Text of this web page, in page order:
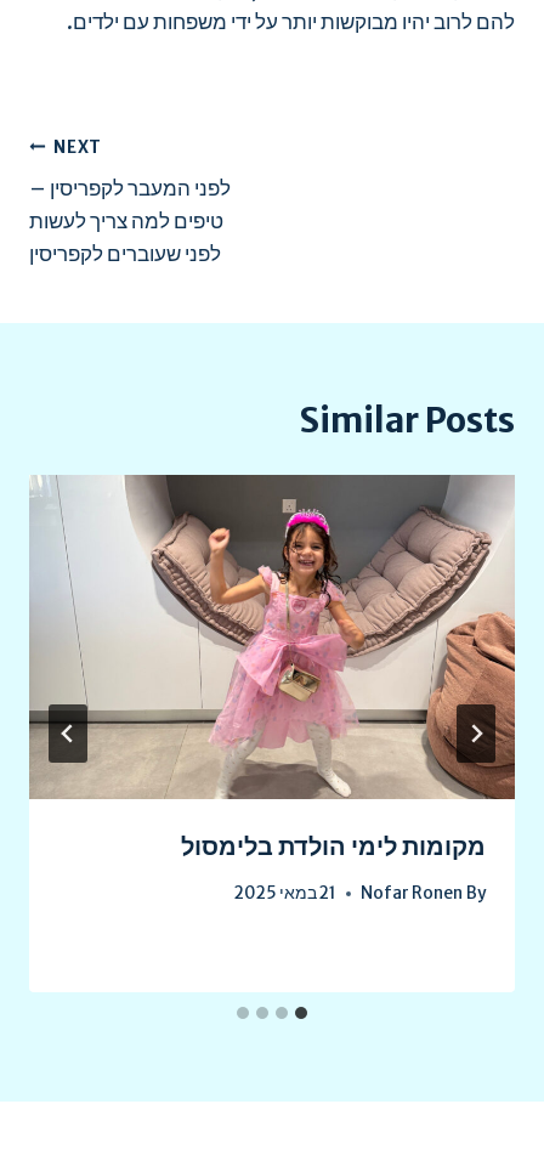
להם לרוב יהיו מבוקשות יותר על ידי משפחות עם ילדים.
NEXT
לפני המעבר לקפריסין –
טיפים למה צריך לעשות
לפני שעוברים לקפריסין
Similar Posts
מקומות לימי הולדת בלימסול
By
Nofar Ronen 21 במאי 2025